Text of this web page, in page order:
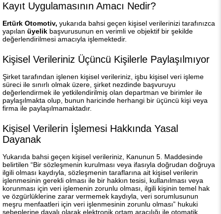
Kayıt Uygulamasının Amacı Nedir?
Ertürk Otomotiv, yukarıda bahsi geçen kişisel verilerinizi tarafınızca
yapılan üyelik başvurusunun en verimli ve objektif bir şekilde
değerlendirilmesi amacıyla işlemektedir.
Kişisel Verileriniz Üçüncü Kişilerle Paylaşılmıyor
Şirket tarafından işlenen kişisel verileriniz, işbu kişisel veri işleme
süreci ile sınırlı olmak üzere, şirket nezdinde başvuruyu
değerlendirmek ile yetkilendirilmiş olan departman ve birimler ile
paylaşılmakta olup, bunun haricinde herhangi bir üçüncü kişi veya
firma ile paylaşılmamaktadır.
Kişisel Verilerin İşlemesi Hakkında Yasal
Dayanak
Yukarıda bahsi geçen kişisel verileriniz, Kanunun 5. Maddesinde
belirtilen “Bir sözleşmenin kurulması veya ifasıyla doğrudan doğruya
ilgili olması kaydıyla, sözleşmenin taraflarına ait kişisel verilerin
işlenmesinin gerekli olması ile bir hakkın tesisi, kullanılması veya
korunması için veri işlemenin zorunlu olması, ilgili kişinin temel hak
ve özgürlüklerine zarar vermemek kaydıyla, veri sorumlusunun
meşru menfaatleri için veri işlenmesinin zorunlu olması” hukuki
sebeplerine dayalı olarak elektronik ortam aracılığı ile otomatik